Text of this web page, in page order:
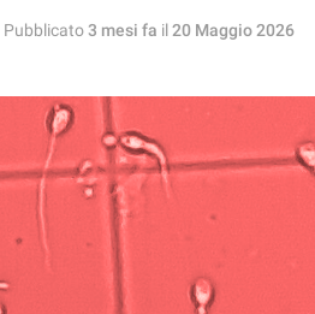
Pubblicato3 mesi fa il20 Maggio 2026